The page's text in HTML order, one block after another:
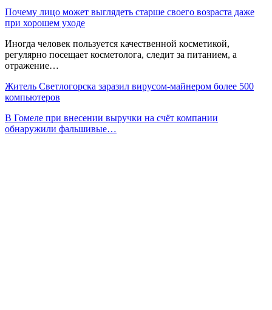
Почему лицо может выглядеть старше своего возраста даже
при хорошем уходе
Иногда человек пользуется качественной косметикой,
регулярно посещает косметолога, следит за питанием, а
отражение…
Житель Светлогорска заразил вирусом-майнером более 500
компьютеров
В Гомеле при внесении выручки на счёт компании
обнаружили фальшивые…